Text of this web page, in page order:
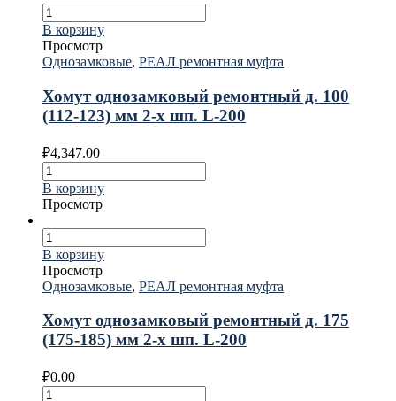
В корзину
Просмотр
Однозамковые, РЕАЛ ремонтная муфта
Хомут однозамковый ремонтный д. 100
(112-123) мм 2-х шп. L-200
₽4,347.00
В корзину
Просмотр
В корзину
Просмотр
Однозамковые, РЕАЛ ремонтная муфта
Хомут однозамковый ремонтный д. 175
(175-185) мм 2-х шп. L-200
₽0.00